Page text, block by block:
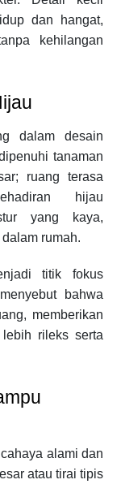
dan hangat,
kehilangan
dalam desain
tanaman
ruang terasa
hijau
yang kaya,
rumah.
titik fokus
bahwa
memberikan
rileks serta
alami dan
atau tirai tipis